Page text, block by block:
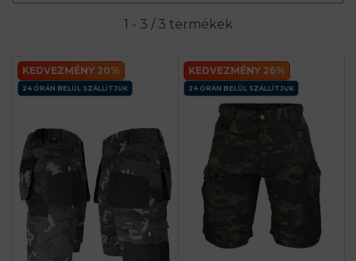
1 - 3 / 3 termékek
KEDVEZMÉNY 20%
24 ÓRÁN BELÜL SZÁLLÍTJUK
KEDVEZMÉNY 26%
24 ÓRÁN BELÜL SZÁLLÍTJUK